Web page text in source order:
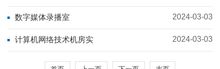
数字媒体录播室 2024-03-03
计算机网络技术机房实 2024-03-03